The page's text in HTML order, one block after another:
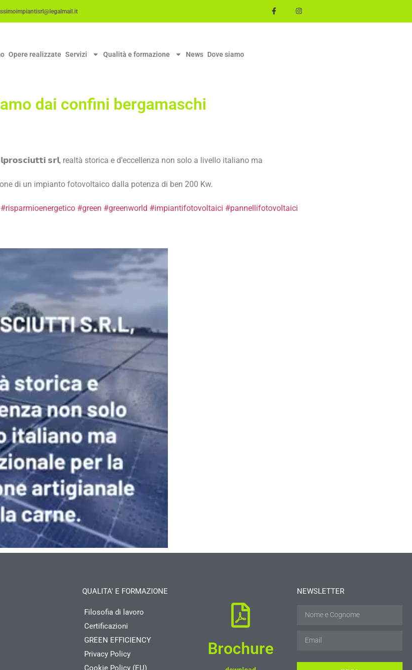
Opere realizzate Servizi Qualità e formazione News Dove siamo
dai confini bergamaschi
𝘀𝗿𝗹, realtà storica e d’eccellenza non solo a livello italiano ma
di un impianto fotovoltaico dalla potenza di ben 200 Kw.
#risparmioenergetico #green #greenworld #impiantifotovoltaici #pannellifotovoltaici
QUALITA' E FORMAZIONE
Filosofia di lavoro
Certificazioni
GREEN EFFICIENCY
Privacy Policy
Cookie Policy (EU)
Brochure
NEWSLETTER